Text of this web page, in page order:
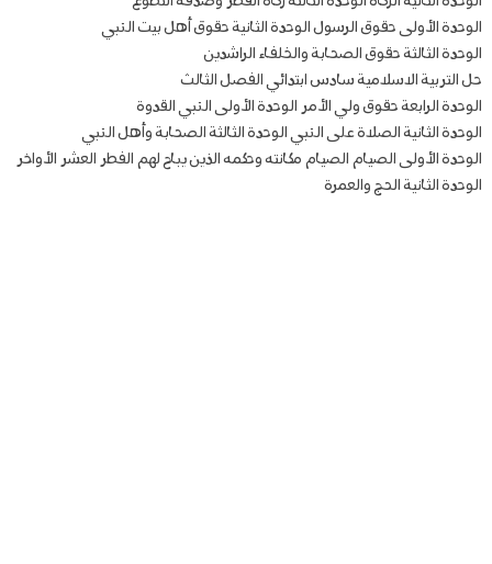
الوحدة الأولى حقوق الرسول الوحدة الثانية حقوق أهل بيت النبي
الوحدة الثالثة حقوق الصحابة والخلفاء الراشدين
حل التربية الاسلامية سادس ابتدائي الفصل الثالث
الوحدة الرابعة حقوق ولي الأمر الوحدة الأولى النبي القدوة
الوحدة الثانية الصلاة على النبي الوحدة الثالثة الصحابة وأهل النبي
الوحدة الأولى الصيام الصيام مكانته وحكمه الذين يباح لهم الفطر العشر الأواخر
الوحدة الثانية الحج والعمرة